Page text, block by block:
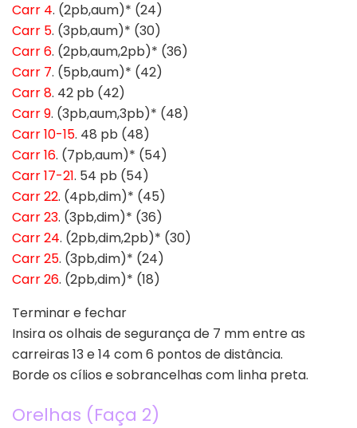
Carr 4. (2pb,aum)* (24)
Carr 5. (3pb,aum)* (30)
Carr 6. (2pb,aum,2pb)* (36)
Carr 7. (5pb,aum)* (42)
Carr 8. 42 pb (42)
Carr 9. (3pb,aum,3pb)* (48)
Carr 10-15. 48 pb (48)
Carr 16. (7pb,aum)* (54)
Carr 17-21. 54 pb (54)
Carr 22. (4pb,dim)* (45)
Carr 23. (3pb,dim)* (36)
Carr 24. (2pb,dim,2pb)* (30)
Carr 25. (3pb,dim)* (24)
Carr 26. (2pb,dim)* (18)
Terminar e fechar
Insira os olhais de segurança de 7 mm entre as
carreiras 13 e 14 com 6 pontos de distância.
Borde os cílios e sobrancelhas com linha preta.
Orelhas (Faça 2)